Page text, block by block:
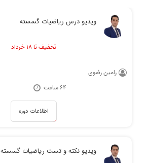
ویدیو درس ریاضیات گسسته
تخفیف تا ۱۸ خرداد
رامین رضوی
64 ساعت
اطلاعات دوره
ویدیو نکته و تست ریاضیات گسسته